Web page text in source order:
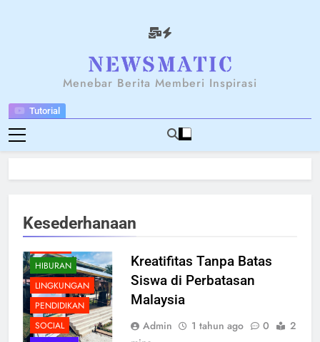
Tutorial
NEWSANTARA
Menebar Berita Memberi Inspirasi
Kesederhanaan
BREAKING NEWS
HIBURAN
LINGKUNGAN
PENDIDIKAN
SOCIAL
Kreatifitas Tanpa Batas
Siswa di Perbatasan
Malaysia
Admin 1 tahun ago 0
2